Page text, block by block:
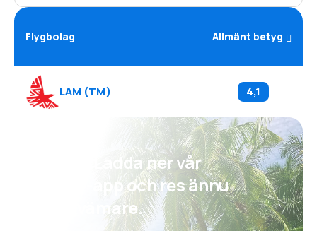
Flygbolag Allmänt betyg
LAM (TM) 4,1
Psst! Ladda ner vår
eSky-app och res ännu
bekvämare.